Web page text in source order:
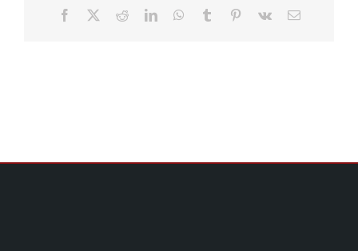
Facebook RedditLinkedInWhatsApp
Tumblr Pinterest
Vk Email